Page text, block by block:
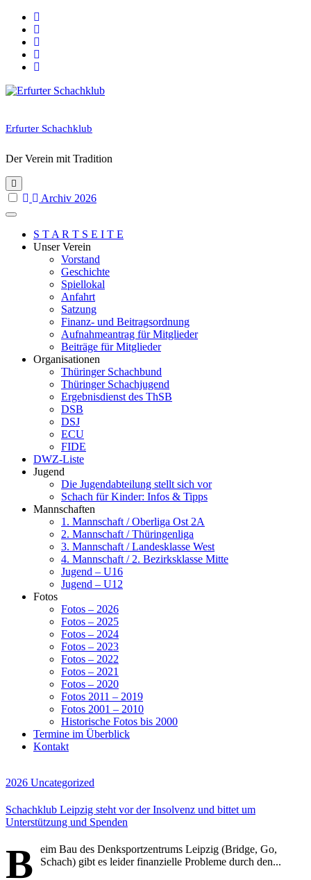
Skip
content
Erfurter Schachklub
Der Verein mit Tradition
Archiv 2026
S T A R T S E I T E
Unser Verein
Vorstand
Geschichte
Spiellokal
Anfahrt
Satzung
Finanz- und Beitragsordnung
Aufnahmeantrag für Mitglieder
Beiträge für Mitglieder
Organisationen
Thüringer Schachbund
Thüringer Schachjugend
Ergebnisdienst des ThSB
DSB
DSJ
ECU
FIDE
DWZ-Liste
Jugend
Die Jugendabteilung stellt sich vor
Schach für Kinder: Infos & Tipps
Mannschaften
1. Mannschaft / Oberliga Ost 2A
2. Mannschaft / Thüringenliga
3. Mannschaft / Landesklasse West
4. Mannschaft / 2. Bezirksklasse Mitte
Jugend – U16
Jugend – U12
Fotos
Fotos – 2026
Fotos – 2025
Fotos – 2024
Fotos – 2023
Fotos – 2022
Fotos – 2021
Fotos – 2020
Fotos 2011 – 2019
Fotos 2001 – 2010
Historische Fotos bis 2000
Termine im Überblick
Kontakt
2026 Uncategorized
Schachklub Leipzig steht vor der Insolvenz und bittet um
Unterstützung und Spenden
B
eim Bau des Denksportzentrums Leipzig (Bridge, Go,
Schach) gibt es leider finanzielle Probleme durch den...